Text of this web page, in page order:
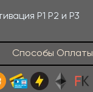
P1 P2 и P3
Способы Оплаты